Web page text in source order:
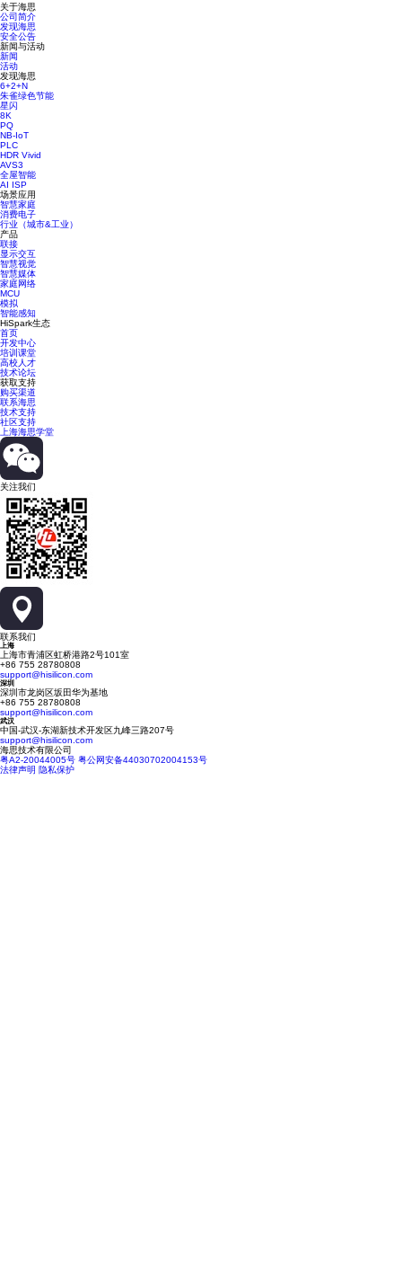
关于海思
公司简介
发现海思
安全公告
新闻与活动
新闻
活动
发现海思
6+2+N
朱雀绿色节能
星闪
8K
PQ
NB-IoT
PLC
HDR Vivid
AVS3
全屋智能
AI ISP
场景应用
智慧家庭
消费电子
行业（城市&工业）
产品
联接
显示交互
智慧视觉
智慧媒体
家庭网络
MCU
模拟
智能感知
HiSpark生态
首页
开发中心
培训课堂
高校人才
技术论坛
获取支持
购买渠道
联系海思
技术支持
社区支持
上海海思学堂
关注我们
联系我们
上海
上海市青浦区虹桥港路2号101室
+86 755 28780808
support@hisilicon.com
深圳
深圳市龙岗区坂田华为基地
+86 755 28780808
support@hisilicon.com
武汉
中国-武汉-东湖新技术开发区九峰三路207号
support@hisilicon.com
海思技术有限公司
粤A2-20044005号 粤公网安备44030702004153号
法律声明 隐私保护